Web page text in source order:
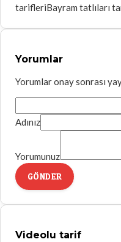
tarifleriBayram tatlıları
Yorumlar
Yorumlar onay sonrası
Adınız
Yorumunuz
GÖNDER
Videolu tarif